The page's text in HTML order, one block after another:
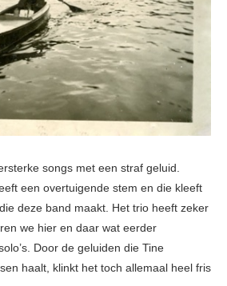
songs met een straf geluid.
een overtuigende stem en die kleeft
deze band maakt. Het trio heeft zeker
we hier en daar wat eerder
Door de geluiden die Tine
haalt, klinkt het toch allemaal heel fris